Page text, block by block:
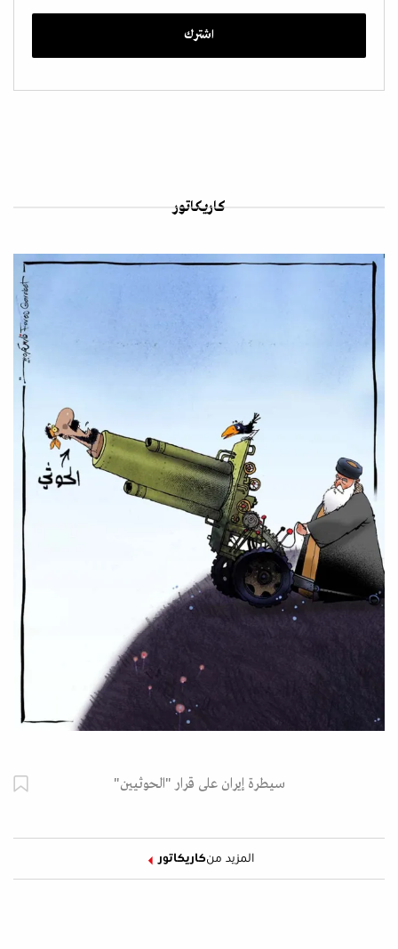
كاريكاتور
سيطرة إيران على قرار "الحوثيين"
المزيد منكاريكاتور